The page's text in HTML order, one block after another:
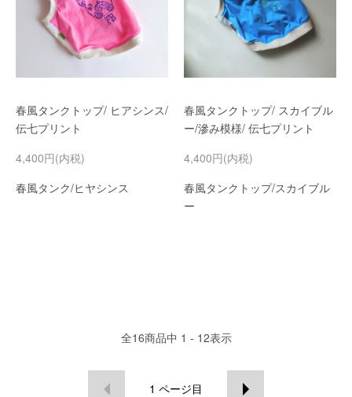
春風タンクトップ/ ヒアシンス/
伝七プリント
4,400円(内税)
春風タンク/ヒヤシンス
春風タンクトップ/ スカイブル
ー/滲み模様/ 伝七プリント
4,400円(内税)
春風タンクトップ/スカイブル
ー
全16商品中 1 - 12表示
1 ページ目